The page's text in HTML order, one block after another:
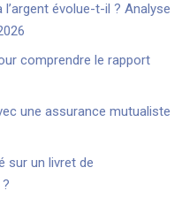
évolue-t-il ? Analyse
comprendre le rapport
une assurance mutualiste
sur un livret de